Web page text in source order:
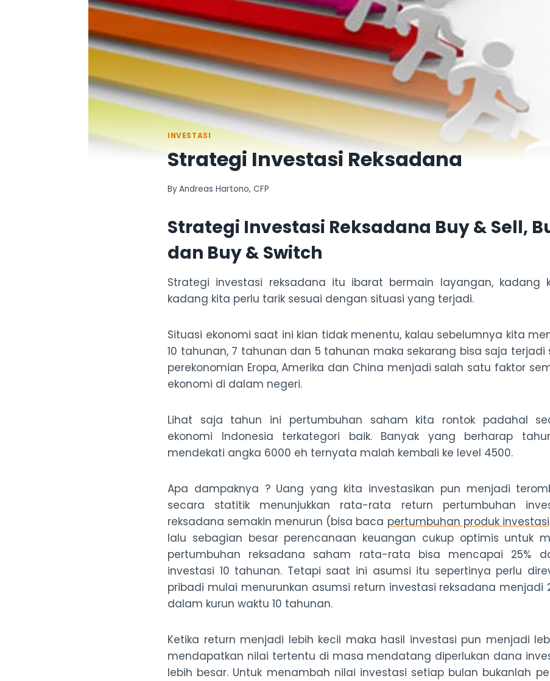
INVESTASI
Strategi Investasi Reksadana
ByAndreas Hartono, CFP
Strategi Investasi Reksadana Buy & Sell,
dan Buy & Switch
Strategi investasi reksadana itu ibarat bermain layangan, kadang
kadang kita perlu tarik sesuai dengan situasi yang terjadi.
Situasi ekonomi saat ini kian tidak menentu, kalau sebelumnya kita
10 tahunan, 7 tahunan dan 5 tahunan maka sekarang bisa saja terjadi
perekonomian Eropa, Amerika dan China menjadi salah satu faktor
ekonomi di dalam negeri.
Lihat saja tahun ini pertumbuhan saham kita rontok padahal
ekonomi Indonesia terkategori baik. Banyak yang berharap
mendekati angka 6000 eh ternyata malah kembali ke level 4500.
Apa dampaknya ? Uang yang kita investasikan pun menjadi
secara statitik menunjukkan rata-rata return pertumbuhan
reksadana semakin menurun (bisa baca pertumbuhan produk investasi
lalu sebagian besar perencanaan keuangan cukup optimis untuk
pertumbuhan reksadana saham rata-rata bisa mencapai 25%
investasi 10 tahunan. Tetapi saat ini asumsi itu sepertinya perlu
pribadi mulai menurunkan asumsi return investasi reksadana menjadi
dalam kurun waktu 10 tahunan.
Ketika return menjadi lebih kecil maka hasil investasi pun menjadi
mendapatkan nilai tertentu di masa mendatang diperlukan dana
lebih besar. Untuk menambah nilai investasi setiap bulan bukanlah